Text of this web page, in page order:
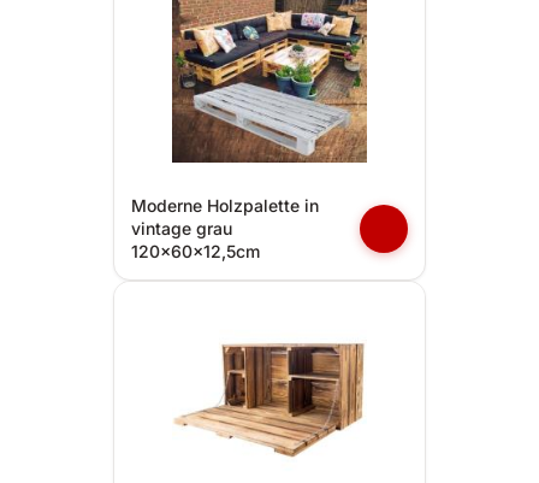
Moderne Holzpalette in
vintage grau
120x60x12,5cm